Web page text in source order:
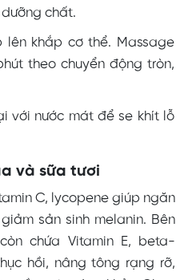
chất.
lên khắp cơ thể. Massage
theo chuyển động tròn,
với nước mát để se khít lỗ
và sữa tươi
C, lycopene giúp ngăn
sản sinh melanin. Bên
chứa Vitamin E, beta-
hồi, nâng tông rạng rỡ,